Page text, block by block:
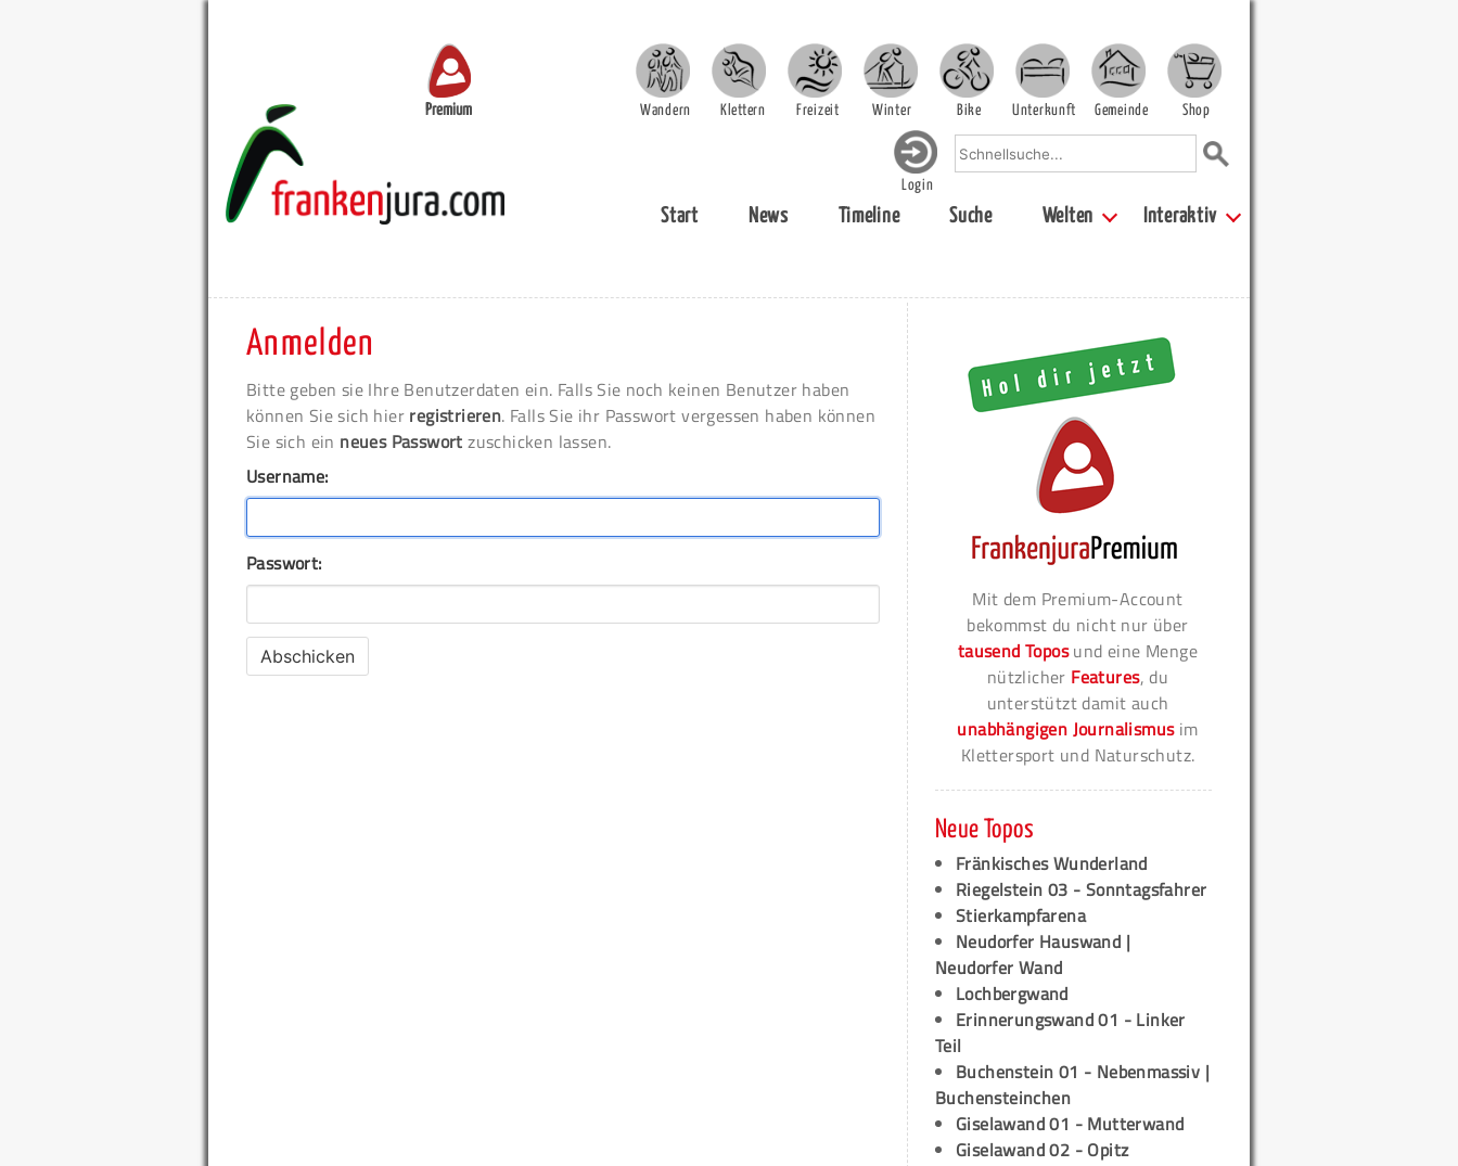
Premium Wandern Klettern Freizeit Winter Bike Unterkunft Gemeinde Shop
Login
Start News Timeline Suche Welten Interaktiv
Anmelden
Bitte geben sie Ihre Benutzerdaten ein. Falls Sie noch keinen Benutzer haben
können Sie sich hier registrieren. Falls Sie ihr Passwort vergessen haben können
Sie sich ein neues Passwort zuschicken lassen.
Username:
Passwort:
Mit dem Premium-Account
bekommst du nicht nur über
tausend Toposund eine Menge
nützlicher Features, du
unterstützt damit auch
unabhängigen Journalismusim
Klettersport und Naturschutz.
Neue Topos
Fränkisches Wunderland
Riegelstein 03 - Sonntagsfahrer
Stierkampfarena
Neudorfer Hauswand |
Neudorfer Wand
Lochbergwand
Erinnerungswand 01 - Linker
Teil
Buchenstein 01 - Nebenmassiv |
Buchensteinchen
Giselawand 01 - Mutterwand
Giselawand 02 - Opitz